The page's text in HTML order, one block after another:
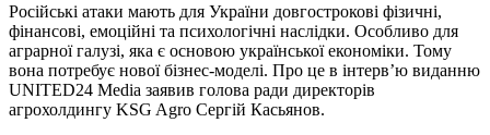
Російські атаки мають для України довгострокові фізичні,
фінансові, емоційні та психологічні наслідки. Особливо для
аграрної галузі, яка є основою української економіки. Тому
вона потребує нової бізнес-моделі. Про це в інтерв’ю виданню
UNITED24 Media заявив голова ради директорів
агрохолдингу KSG Agro Сергій Касьянов.